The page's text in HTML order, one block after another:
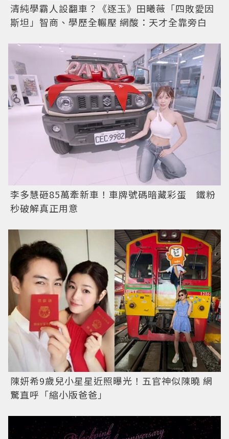
清純學霸人設翻車？《逐玉》田曦薇「四敗愛因
斯坦」智商、學歷全輾壓 網酸：天才全靠旁白
李多慧砸85萬牽新車！車牌號碼暗藏彩蛋 鐵粉
秒破解真正用意
陳妍希9歲兒小星星近照曝光！五官神似陳曉 網
驚直呼「縮小版爸爸」